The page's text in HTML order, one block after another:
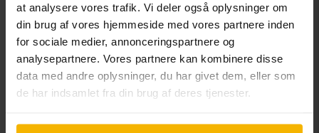
at analysere vores trafik. Vi deler også oplysninger om
din brug af vores hjemmeside med vores partnere inden
for sociale medier, annonceringspartnere og
analysepartnere. Vores partnere kan kombinere disse
data med andre oplysninger, du har givet dem, eller som
de har indsamlet fra din brug af deres tjenester.
Audi
Bentley
BMW
BYD
Jaguar
Jeep
KIA
Land Rover
Porsche
Renault
Rolls-Royce
Saab